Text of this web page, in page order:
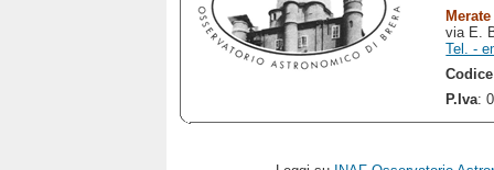
Merate
via E.
Tel. -
P.Iva: